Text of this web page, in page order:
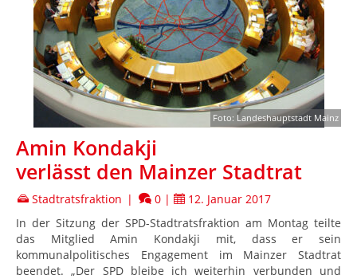
Foto: Landeshauptstadt Mainz
Amin Kondakji
verlässt den Mainzer Stadtrat
Stadtratsfraktion | 0 |
12. Januar 2017
In der Sitzung der SPD-Stadtratsfraktion am Montag teilte
das Mitglied Amin Kondakji mit, dass er sein
kommunalpolitisches Engagement im Mainzer Stadtrat
beendet. „Der SPD bleibe ich weiterhin verbunden und